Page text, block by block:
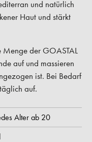
und natürlich
Haut und stärkt
Menge der GOASTAL
auf und massieren
ist. Bei Bedarf
auf.
Alter ab 20